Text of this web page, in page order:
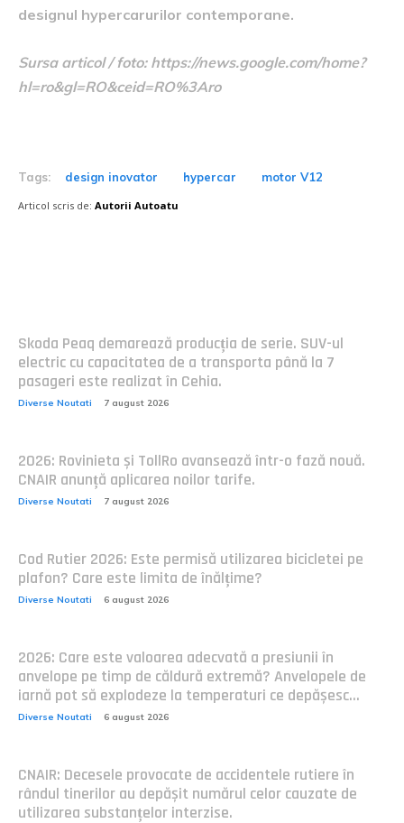
designul hypercarurilor contemporane.
Sursa articol / foto: https://news.google.com/home?
hl=ro&gl=RO&ceid=RO%3Aro
Tags: design inovator hypercar motor V12
Articol scris de: Autorii Autoatu
Skoda Peaq demarează producția de serie. SUV-ul
electric cu capacitatea de a transporta până la 7
pasageri este realizat în Cehia.
Diverse Noutati 7 august 2026
2026: Rovinieta și TollRo avansează într-o fază nouă.
CNAIR anunță aplicarea noilor tarife.
Diverse Noutati 7 august 2026
Cod Rutier 2026: Este permisă utilizarea bicicletei pe
plafon? Care este limita de înălțime?
Diverse Noutati 6 august 2026
2026: Care este valoarea adecvată a presiunii în
anvelope pe timp de căldură extremă? Anvelopele de
iarnă pot să explodeze la temperaturi ce depășesc...
Diverse Noutati 6 august 2026
CNAIR: Decesele provocate de accidentele rutiere în
rândul tinerilor au depășit numărul celor cauzate de
utilizarea substanțelor interzise.